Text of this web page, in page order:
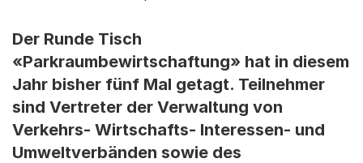
Der Runde Tisch
«Parkraumbewirtschaftung» hat in diesem
Jahr bisher fünf Mal getagt. Teilnehmer
sind Vertreter der Verwaltung von
Verkehrs- Wirtschafts- Interessen- und
Umweltverbänden sowie des